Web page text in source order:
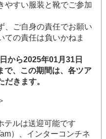
やすい服装と靴でご参加
、ご自身の責任でお願い
ての責任は負いかねま
から2025年01月31日
で、この期間は、各ツア
きます。
テルは送迎可能です
）、インターコンチネ